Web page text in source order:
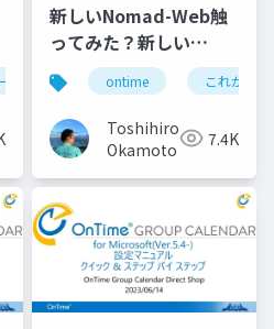
プカレンダー 組織カレンダー
新しいNomad-Web触
ってみた？新しい
Nomad Web用 HCL
Nomad for web
browsers 1.0.5
Domino 12.0.1用 EAP
Drop3 の歩き方
ontime これがド
Toshihiro
Okamoto
7.4K